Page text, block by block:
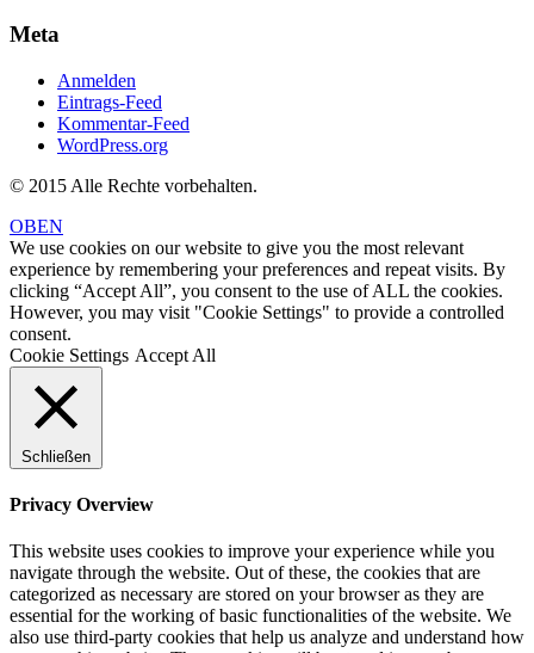
Meta
Anmelden
Eintrags-Feed
Kommentar-Feed
WordPress.org
© 2015 Alle Rechte vorbehalten.
OBEN
We use cookies on our website to give you the most relevant
experience by remembering your preferences and repeat visits. By
clicking “Accept All”, you consent to the use of ALL the cookies.
However, you may visit "Cookie Settings" to provide a controlled
consent.
Cookie Settings Accept All
Schließen
Privacy Overview
This website uses cookies to improve your experience while you
navigate through the website. Out of these, the cookies that are
categorized as necessary are stored on your browser as they are
essential for the working of basic functionalities of the website. We
also use third-party cookies that help us analyze and understand how